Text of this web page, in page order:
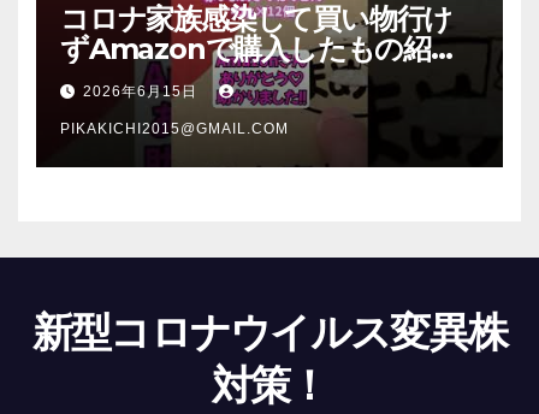
コロナ家族感染して買い物行け
ずAmazonで購入したもの紹
介 #Shorts
2026年6月15日
PIKAKICHI2015@GMAIL.COM
新型コロナウイルス変異株
対策！